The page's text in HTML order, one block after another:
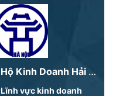
Hộ Kinh Doanh Hải Sản Hoàng Tùng
Lĩnh vực kinh doanh